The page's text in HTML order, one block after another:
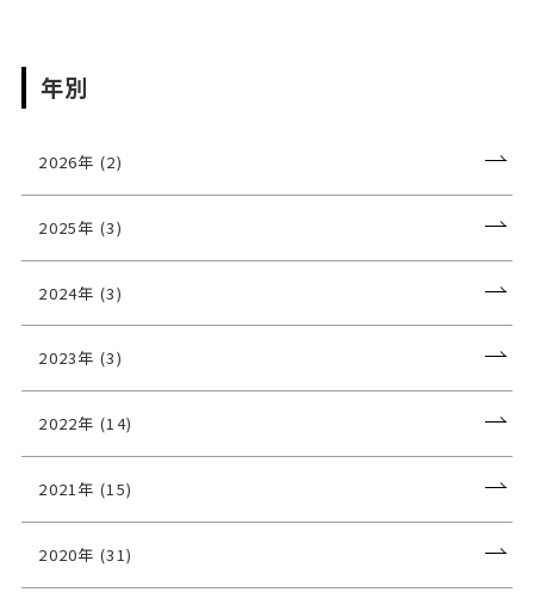
年別
2026年 (2)
2025年 (3)
2024年 (3)
2023年 (3)
2022年 (14)
2021年 (15)
2020年 (31)